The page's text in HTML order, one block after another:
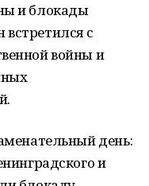
и блокады
с
войны и
день:
и